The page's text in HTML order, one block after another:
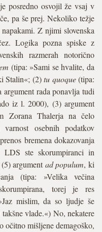
posredno osvojil že vsaj v
pa še prej. Nekoliko težje
Z njimi slovenska
Logika pozna spiske z
razmerah notorično
(tipa: »Sami se hvalite, da
Stalin«; (2)tu quoque(tipa:
rada ponavlja tudi
iz l. 2000), (3) argument
Zorana Thalerja na čelo
osebnih podatkov
bremena dokazovanja
LDS ste skorumpiranci in
argumentad populum, ki
(tipa: »Velika večina
torej je res
mislim, da so ljudje še
vlade.«) No, nekatere
očitno mišljene demagoško,